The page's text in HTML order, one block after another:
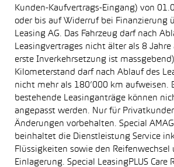
Kunden-Kaufvertrags-Eingang) von
oder bis auf Widerruf bei Finanzierung
Leasing AG. Das Fahrzeug darf nach
Leasingvertrages nicht älter als 8
erste Inverkehrsetzung ist
Kilometerstand darf nach Ablauf des
nicht mehr als 180’000 km aufweisen.
bestehende Leasinganträge können
angepasst werden. Nur für
Änderungen vorbehalten. Special
beinhaltet die Dienstleistung Service
Flüssigkeiten sowie den Reifenwechsel
Einlagerung. Special LeasingPLUS Care